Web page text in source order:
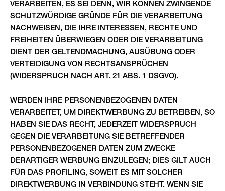
VERARBEITEN, ES SEI DENN, WIR KÖNNEN ZWINGENDE
SCHUTZWÜRDIGE GRÜNDE FÜR DIE VERARBEITUNG
NACHWEISEN, DIE IHRE INTERESSEN, RECHTE UND
FREIHEITEN ÜBERWIEGEN ODER DIE VERARBEITUNG
DIENT DER GELTENDMACHUNG, AUSÜBUNG ODER
VERTEIDIGUNG VON RECHTSANSPRÜCHEN
(WIDERSPRUCH NACH ART. 21 ABS. 1 DSGVO).
WERDEN IHRE PERSONENBEZOGENEN DATEN
VERARBEITET, UM DIREKTWERBUNG ZU BETREIBEN, SO
HABEN SIE DAS RECHT, JEDERZEIT WIDERSPRUCH
GEGEN DIE VERARBEITUNG SIE BETREFFENDER
PERSONENBEZOGENER DATEN ZUM ZWECKE
DERARTIGER WERBUNG EINZULEGEN; DIES GILT AUCH
FÜR DAS PROFILING, SOWEIT ES MIT SOLCHER
DIREKTWERBUNG IN VERBINDUNG STEHT. WENN SIE